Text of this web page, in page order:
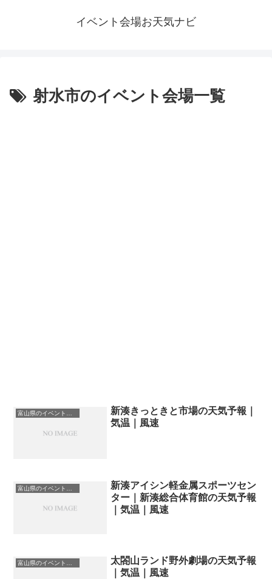
イベント会場お天気ナビ
射水市のイベント会場一覧
新湊きっときと市場の天気予報｜
気温｜風速
新湊アイシン軽金属スポーツセン
ター｜新湊総合体育館の天気予報
｜気温｜風速
富山県のイベント会場一覧
太閤山ランド野外劇場の天気予報
｜気温｜風速